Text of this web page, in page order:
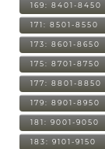
169: 8401-8450
171: 8501-8550
173: 8601-8650
175: 8701-8750
177: 8801-8850
179: 8901-8950
181: 9001-9050
183: 9101-9150